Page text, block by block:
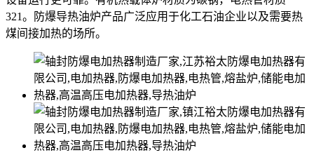
321。防爆导热油炉产品广泛应用于化工石油企业以及需要热
煤间接加热的场所。